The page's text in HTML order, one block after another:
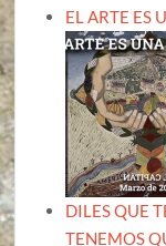
EL ARTE ES
DILES QUE
TENEMOS